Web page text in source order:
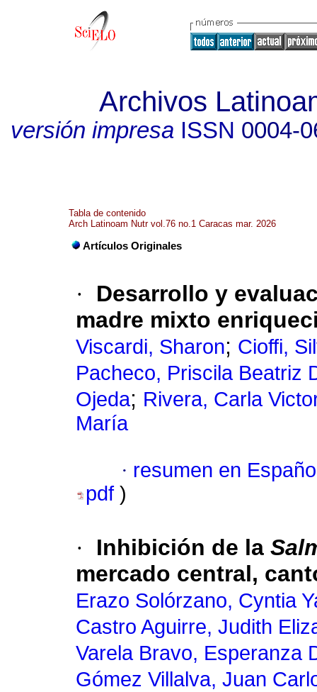
Archivos
versión impresaISSN 0004-
Tabla de contenido
Arch Latinoam Nutr vol.76 no.1 Caracas mar. 2026
Artículos Originales
·
Desarrollo y
madre mixto
Viscardi, Sharon; Cioffi,
Pacheco, Priscila Beatriz
Ojeda; Rivera, Carla
María
· resumen en
pdf )
· Inhibición de la
mercado central,
Erazo Solórzano, Cyntia
Castro Aguirre, Judith
Varela Bravo, Esperanza
Gómez Villalva, Juan